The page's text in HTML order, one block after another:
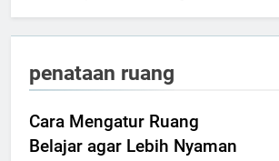
penataan ruang
Cara Mengatur Ruang
Belajar agar Lebih Nyaman